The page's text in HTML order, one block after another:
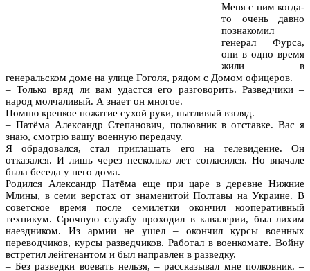
Меня с ним когда-
то очень давно
познакомил
генерал Фурса,
они в одно время
жили в
генеральском доме на улице Гоголя, рядом с Домом офицеров.
– Только вряд ли вам удастся его разговорить. Разведчики –
народ молчаливый. А знает он многое.
Помню крепкое пожатие сухой руки, пытливый взгляд.
– Патёма Александр Степанович, полковник в отставке. Вас я
знаю, смотрю вашу военную передачу.
Я обрадовался, стал приглашать его на телевидение. Он
отказался. И лишь через несколько лет согласился. Но вначале
была беседа у него дома.
Родился Александр Патёма еще при царе в деревне Нижние
Млины, в семи верстах от знаменитой Полтавы на Украине. В
советское время после семилетки окончил кооперативный
техникум. Срочную службу проходил в кавалерии, был лихим
наездником. Из армии не ушел – окончил курсы военных
переводчиков, курсы разведчиков. Работал в военкомате. Войну
встретил лейтенантом и был направлен в разведку.
– Без разведки воевать нельзя, – рассказывал мне полковник. –